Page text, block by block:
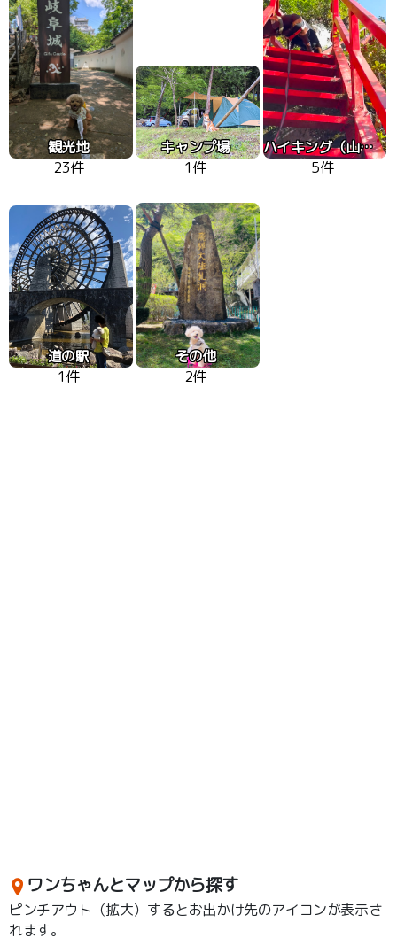
観光地
23件
キャンプ場
1件
ハイキング（山、高原）
5件
道の駅
1件
その他
2件
ワンちゃんとマップから探す
ピンチアウト（拡大）するとお出かけ先のアイコンが表示さ
れます。